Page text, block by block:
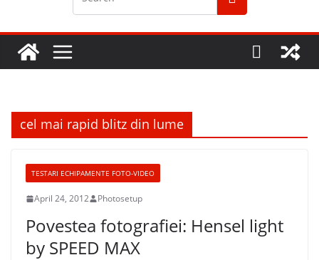
cel mai rapid blitz din lume
TESTARI ECHIPAMENTE FOTO-VIDEO
April 24, 2012 Photosetup
Povestea fotografiei: Hensel light
by SPEED MAX